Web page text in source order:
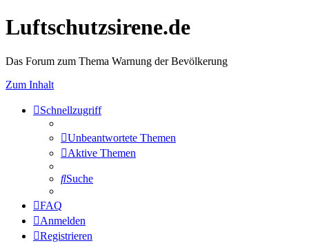
Luftschutzsirene.de
Das Forum zum Thema Warnung der Bevölkerung
Zum Inhalt
Schnellzugriff
Unbeantwortete Themen
Aktive Themen
Suche
FAQ
Anmelden
Registrieren